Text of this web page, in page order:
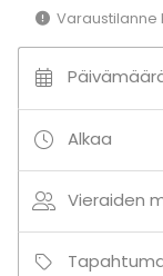
Lisätietoa
Villasta löytyy 2
Lisätietoa
Järjestämme
jahtielämyksiä
kunnioittaen.
Härkäniityllä
Varaustilanne
Alkaa
Vieraiden